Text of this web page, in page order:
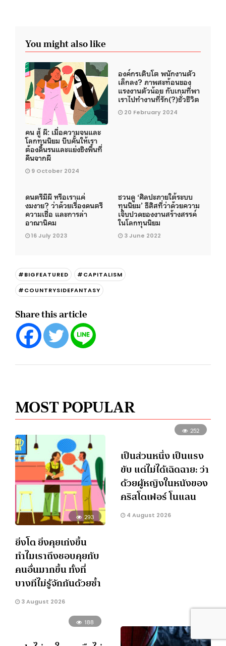
You might also like
คน สู้ ผี: เมื่อความจนและ
โลกทุนนิยม บีบคั้นให้เรา
ต้องดิ้นรนและแย่งชิงพื้นที่
คืนจากผี
9 October 2024
องค์กรเติบโต พนักงานตัว
เล็กลง? ภาพสะท้อนของ
แรงงานตัวน้อย กับเกมที่พา
เราไปทำงานที่รัก(?)ชั่วชีวิต
20 February 2024
ดนตรีมีผี หรือเราแค่
งมงาย? ว่าด้วยเรื่องดนตรี
ความเชื่อ และการล่า
อาณานิคม
16 July 2023
ชวนดู ‘ศิลปะภายใต้ระบบ
ทุนนิยม’ ธีสิสที่ว่าด้วยความ
เจ็บปวดของงานสร้างสรรค์
ในโลกทุนนิยม
3 June 2022
#BIGFEATURED
#CAPITALISM
#COUNTRYSIDEFANTASY
Share this article
MOST POPULAR
293
ยิ่งโต ยิ่งคุยเก่งขึ้น
ทำไมเราถึงชอบคุยกับ
คนอื่นมากขึ้น ทั้งที่
บางทีไม่รู้จักกันด้วยซ้ำ
3 August 2026
252
เป็นส่วนหนึ่ง เป็นแรง
ขับ แต่ไม่ได้เฉิดฉาย: ว่า
ด้วยผู้หญิงในหนังของ
คริสโตเฟอร์ โนแลน
4 August 2026
188